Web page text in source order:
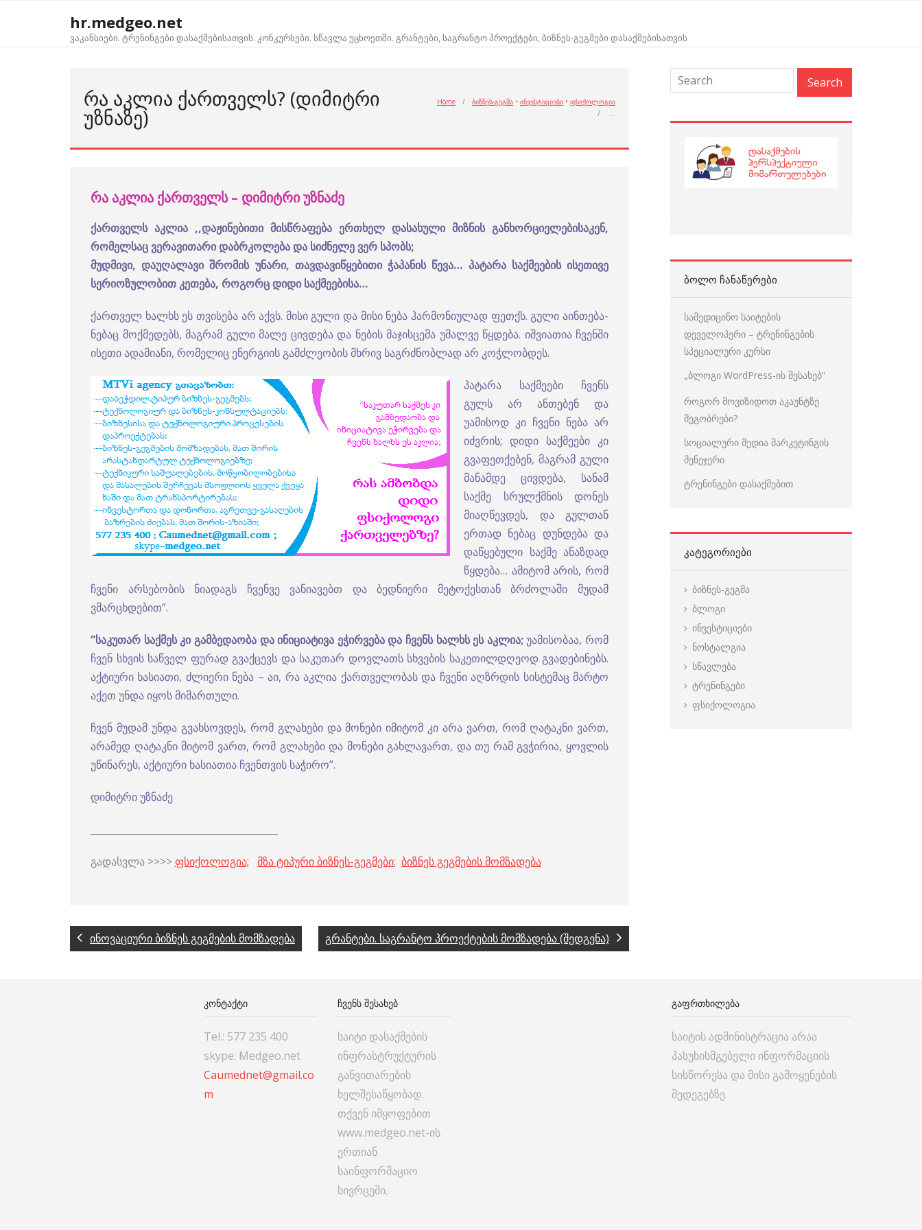
content
hr.medgeo.net
ვაკანსიები. ტრენინგები დასაქმებისათვის. კონკურსები. სწავლა უცხოეთში. გრანტები, საგრანტო პროექტები, ბიზნეს-გეგმები დასაქმებისათვის
ᲠᲐ ᲐᲙᲚᲘᲐ ᲥᲐᲠᲗᲕᲔᲚᲡ? (ᲓᲘᲛᲘᲢᲠᲘ
ᲣᲖᲜᲐᲖᲔ)
Home / ბიზნეს-გეგმა • ინვესტიციები • ფსიქოლოგია
/
…
რა აკლია ქართველს – დიმიტრი უზნაძე
ქართველს აკლია ,,დაჟინებითი მისწრაფება ერთხელ დასახული მიზნის განხორციელებისაკენ,
რომელსაც ვერავითარი დაბრკოლება და სიძნელე ვერ სპობს;
მუდმივი, დაუღალავი შრომის უნარი, თავდავიწყებითი ჭაპანის წევა… პატარა საქმეების ისეთივე
სერიოზულობით კეთება, როგორც დიდი საქმეებისა…
ქართველ ხალხს ეს თვისება არ აქვს. მისი გული და მისი ნება ჰარმონიულად ფეთქს. გული აინთება-
ნებაც მოქმედებს, მაგრამ გული მალე ცივდება და ნების მაჯისცემა უმალვე წყდება. იშვიათია ჩვენში
ისეთი ადამიანი, რომელიც ენერგიის გამძლეობის მხრივ საგრძნობლად არ კოჭლობდეს.
პატარა საქმეები ჩვენს
გულს არ ანთებენ და
უამისოდ კი ჩვენი ნება არ
იძვრის; დიდი საქმეები კი
გვაფეთქებენ, მაგრამ გული
მანამდე ცივდება, სანამ
საქმე სრულქმნის დონეს
მიაღწევდეს, და გულთან
ერთად ნებაც დუნდება და
დაწყებული საქმე ანაზდად
წყდება… ამიტომ არის, რომ
ჩვენი არსებობის ნიადაგს ჩვენვე ვანიავებთ და ბედნიერი მეტოქესთან ბრძოლაში მუდამ
ვმარცხდებით”.
”საკუთარ საქმეს კი გამბედაობა და ინიციატივა ეჭირვება და ჩვენს ხალხს ეს აკლია;უამისობაა, რომ
ჩვენ სხვის საწველ ფურად გვაქცევს და საკუთარ დოვლათს სხვების საკეთილდღეოდ გვადებინებს.
აქტიური ხასიათი, ძლიერი ნება – აი, რა აკლია ქართველობას და ჩვენი აღზრდის სისტემაც მარტო
აქეთ უნდა იყოს მიმართული.
ჩვენ მუდამ უნდა გვახსოვდეს, რომ გლახები და მონები იმიტომ კი არა ვართ, რომ ღატაკნი ვართ,
არამედ ღატაკნი მიტომ ვართ, რომ გლახები და მონები გახლავართ, და თუ რამ გვჭირია, ყოვლის
უწინარეს, აქტიური ხასიათია ჩვენთვის საჭირო”.
დიმიტრი უზნაძე
გადასვლა >>>>ფსიქოლოგია; მზა ტიპური ბიზნეს-გეგმები; ბიზნეს გეგმების მომზადება
ინოვაციური ბიზნეს გეგმების მომზადება გრანტები. საგრანტო პროექტების მომზადება (შედგენა)
ᲑᲝᲚᲝ ᲩᲐᲜᲐᲬᲔᲠᲔᲑᲘ
სამედიცინო საიტების
დეველოპერი – ტრენინგების
სპეციალური კურსი
„ბლოგი WordPress-ის შესახებ“
როგორ მოვიზიდოთ აკაუნტზე
მეგობრები?
სოციალური მედია მარკეტინგის
მენეჯერი
ტრენინგები დასაქმებით
ᲙᲐᲢᲔᲒᲝᲠᲘᲔᲑᲘ
ბიზნეს-გეგმა
ბლოგი
ინვესტიციები
ნოსტალგია
სწავლება
ტრენინგები
ფსიქოლოგია
ᲙᲝᲜᲢᲐᲥᲢᲘ
Tel.: 577 235 400
skype: Medgeo.net
Caumednet@gmail.co
m
ᲩᲕᲔᲜᲡ ᲨᲔᲡᲐᲮᲔᲑ
საიტი დასაქმების
ინფრასტრუქტურის
განვითარების
ხელშესაწყობად.
თქვენ იმყოფებით
www.medgeo.net-ის
ერთიან
საინფორმაციო
სივრცეში.
ᲒᲐᲤᲠᲗᲮᲘᲚᲔᲑᲐ
საიტის ადმინისტრაცია არაა
პასუხისმგებელი ინფორმაციის
სისწორესა და მისი გამოყენების
შედეგებზე.